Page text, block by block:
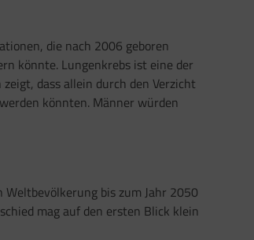
die nach 2006 geboren
könnte. Lungenkrebs ist eine der
dass allein durch den Verzicht
könnten. Männer würden
bis zum Jahr 2050
mag auf den ersten Blick klein